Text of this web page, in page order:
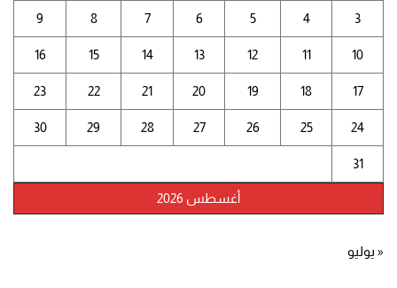
أغسطس 2026
3
4
5
6
7
8
9
10
11
12
13
14
15
16
17
18
19
20
21
22
23
24
25
26
27
28
29
30
31
« يوليو